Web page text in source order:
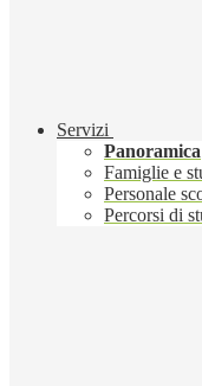
Servizi
Panoramica
Famiglie e
Personale
Percorsi di